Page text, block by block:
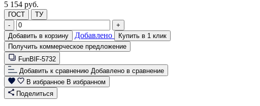
5 154 руб.
ГОСТ
ТУ
-
+
Добавить в корзину
Добавлено
Купить в 1 клик
Получить коммерческое предложение
FunBlF-5732
Добавить к сравнению Добавлено в сравнение
В избранное В избранном
Поделиться